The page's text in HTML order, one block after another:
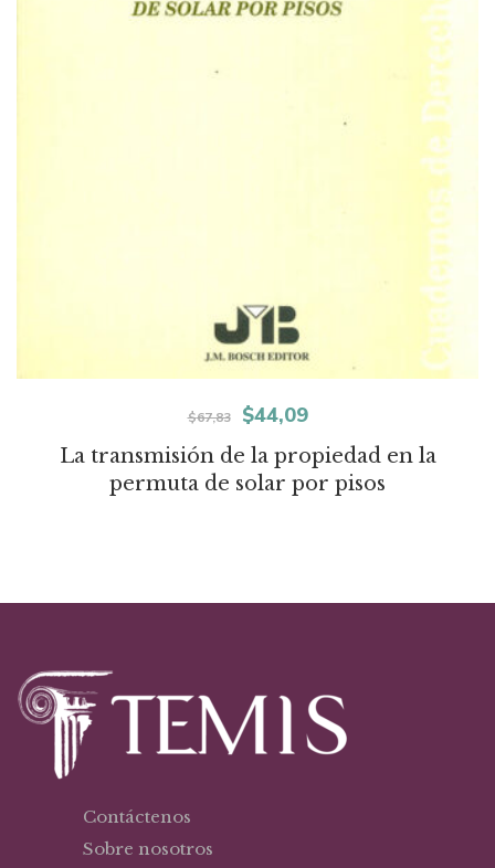
La transmisión de la propiedad en la
permuta de solar por pisos
$67,83
El
precio
original
$44,09El
precio
actual
Contáctenos
Sobre nosotros